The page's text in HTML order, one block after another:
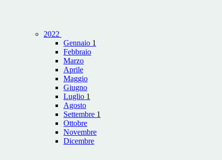
2022
Gennaio 1
Febbraio
Marzo
Aprile
Maggio
Giugno
Luglio 1
Agosto
Settembre 1
Ottobre
Novembre
Dicembre